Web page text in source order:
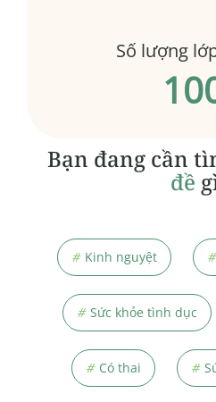
Số lượng
Bạn đang cần
đề
# Kinh nguyệt #
# Sức khỏe tình dục
# Có thai #